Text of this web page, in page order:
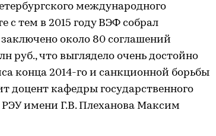
международного
с тем в 2015 году ВЭФ собрал
заключено около 80 соглашений
руб., что выглядело очень достойно
конца 2014-го и санкционной борьбы
доцент кафедры государственного
имени Г.В. Плеханова Максим